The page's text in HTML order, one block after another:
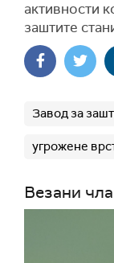
активности
заштите
Завод за
угрожене
Везани